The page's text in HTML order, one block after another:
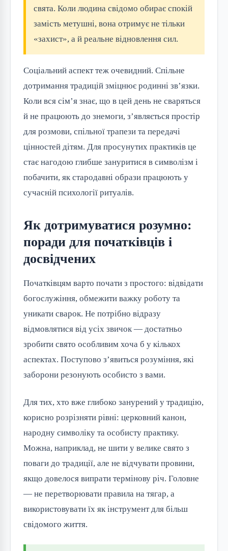
свята. Коли людина свідомо обирає спокій
замість метушні, вона отримує не тільки
«захист», а й реальне відновлення сил.
Соціальний аспект теж очевидний. Спільне
дотримання традицій зміцнює родинні зв’язки.
Коли вся сім’я знає, що в цей день не сваряться
й не працюють до знемоги, з’являється простір
для розмови, спільної трапези та передачі
цінностей дітям. Для просунутих практиків це
стає нагодою глибше зануритися в символізм і
побачити, як стародавні образи працюють у
сучасній психології ритуалів.
Як дотримуватися розумно:
поради для початківців і
досвідчених
Початківцям варто почати з простого: відвідати
богослужіння, обмежити важку роботу та
уникати сварок. Не потрібно відразу
відмовлятися від усіх звичок — достатньо
зробити свято особливим хоча б у кількох
аспектах. Поступово з’явиться розуміння, які
заборони резонують особисто з вами.
Для тих, хто вже глибоко занурений у традицію,
корисно розрізняти рівні: церковний канон,
народну символіку та особисту практику.
Можна, наприклад, не шити у велике свято з
поваги до традиції, але не відчувати провини,
якщо довелося випрати термінову річ. Головне
— не перетворювати правила на тягар, а
використовувати їх як інструмент для більш
свідомого життя.